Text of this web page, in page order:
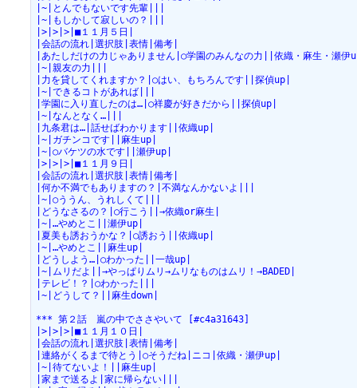
|~|とんでもないです先輩|||
|~|もしかして寂しいの？|||
|>|>|>|■１１月５日|
|会話の流れ|選択肢|表情|備考|
|あたしだけの力じゃありません|○学園のみんなの力||依織・麻生・瀬伊
|~|親友の力|||
|力を貸してくれますか？|○はい、もちろんです||探偵up|
|~|できるコトがあれば|||
|学園に入り直したのは…|○祥慶が好きだから||探偵up|
|~|なんとなく…|||
|九条君は…|話せばわかります||依織up|
|~|ガチンコです||麻生up|
|~|○バケツの水です||瀬伊up|
|>|>|>|■１１月９日|
|会話の流れ|選択肢|表情|備考|
|何か不満でもありますの？|不満なんかないよ|||
|~|○ううん、うれしくて|||
|どうなさるの？|○行こう||→依織or麻生|
|~|…やめとこ||瀬伊up|
|夏美も誘おうかな？|○誘おう||依織up|
|~|…やめとこ||麻生up|
|どうしよう…|○わかった||一哉up|
|~|ムリだよ||→やっぱりムリ→ムリなものはムリ！→BADED|
|テレビ！？|○わかった|||
|~|どうして？||麻生down|
*** 第２話　嵐の中でささやいて [#c4a31643]
|>|>|>|■１１月１０日|
|会話の流れ|選択肢|表情|備考|
|連絡がくるまで待とう|○そうだね|ニコ|依織・瀬伊up|
|~|待てないよ！||麻生up|
|家まで送るよ|家に帰らない|||